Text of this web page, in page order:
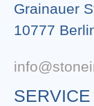
Grainauer
10777
SERVICE